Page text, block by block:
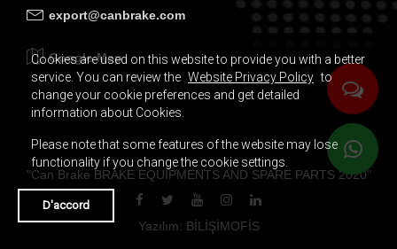
Votre adresse e-mail
ABONNEZ-VOUS AU BULLETIN ÉLECTRONIQUE
export@canbrake.com
Google Map
"Can Brake BRAKE EQUIPMENTS AND SPARE PARTS 2020"
Yazılım: BİLİŞİMOFİS
Cookies are used on this website to provide you with a better
service. You can review the Website Privacy Policy to
change your cookie preferences and get detailed
information about Cookies.
Please note that some features of the website may lose
functionality if you change the cookie settings.
D'accord